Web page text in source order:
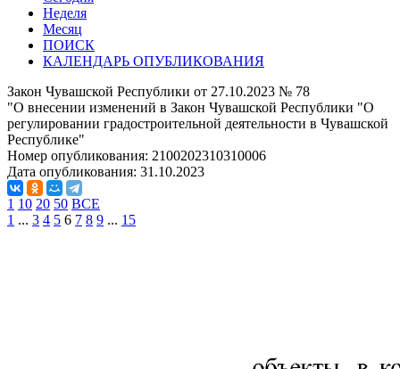
Неделя
Месяц
ПОИСК
КАЛЕНДАРЬ ОПУБЛИКОВАНИЯ
Закон Чувашской Республики от 27.10.2023 № 78
"О внесении изменений в Закон Чувашской Республики "О
регулировании градостроительной деятельности в Чувашской
Республике"
Номер опубликования: 2100202310310006
Дата опубликования: 31.10.2023
1 10 20 50 ВСЕ
1 ... 3 4 5 6 7 8 9 ... 15